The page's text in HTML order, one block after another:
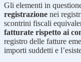
Gli elementi in
registrazione nei
scontrini fiscali
fatturate rispetto ai
registro delle fatture
importi suddetti e